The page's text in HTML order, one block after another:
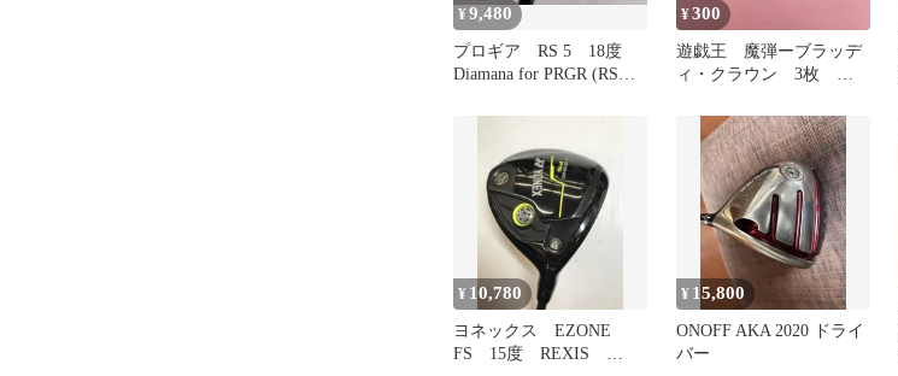
¥9,480
プロギア RS 5 18度
Diamana for PRGR (RS
アウェイウッド 中古
短即日発送】
¥300
遊戯王 魔弾ーブラッデ
ィ・クラウン 3枚 ノ
¥ 10,780
ヨネックス EZONE
FS 15度 REXIS
¥ 15,800
ONOFF AKA 2020 ドライ
バー